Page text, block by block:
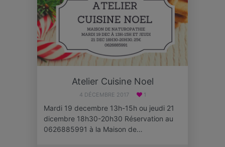
Atelier Cuisine Noel
4 DÉCEMBRE 2017 1
Mardi 19 decembre 13h-15h ou jeudi 21
dicembre 18h30-20h30 Réservation au
0626885991 à la Maison de…